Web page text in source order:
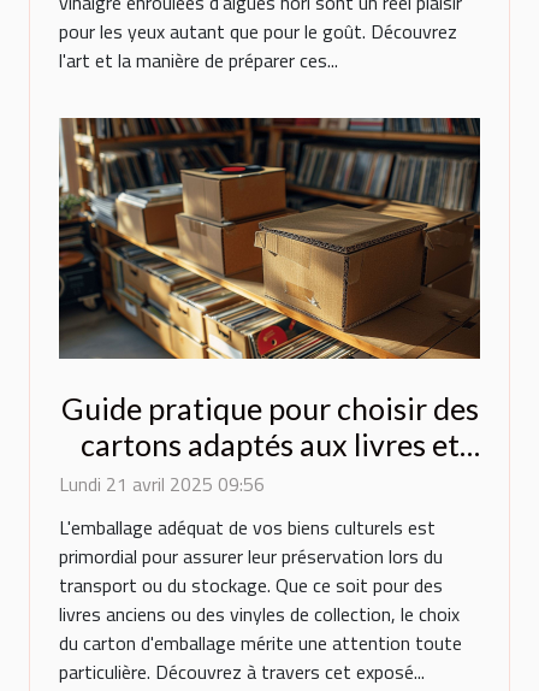
pour les yeux autant que pour le goût. Découvrez
l'art et la manière de préparer ces...
Guide pratique pour choisir des
cartons adaptés aux livres et
vinyles
Lundi 21 avril 2025 09:56
L'emballage adéquat de vos biens culturels est
primordial pour assurer leur préservation lors du
transport ou du stockage. Que ce soit pour des
livres anciens ou des vinyles de collection, le choix
du carton d'emballage mérite une attention toute
particulière. Découvrez à travers cet exposé...